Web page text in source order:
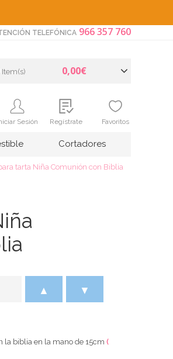
TELEFÓNICA 966 357 760
Item(s) 0,00€
Sesión Regístrate Favoritos
Cortadores
tarta Niña Comunión con Biblia
▲ ▼
la biblia en la mano de 15cm (